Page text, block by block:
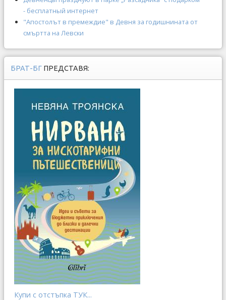
- бесплатный интернет
"Апостолът в премеждие" в Девня за годишнината от
смъртта на Левски
БРАТ-БГ ПРЕДСТАВЯ:
Купи с отстъпка ТУК...